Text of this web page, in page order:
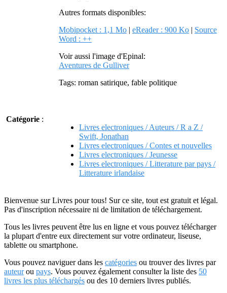
Autres formats disponibles:
Mobipocket : 1,1 Mo | eReader : 900 Ko | Source
Word : ++
Voir aussi l'image d'Epinal:
Aventures de Gulliver
Tags: roman satirique, fable politique
Catégorie :
Livres electroniques / Auteurs / R a Z /
Swift, Jonathan
Livres electroniques / Contes et nouvelles
Livres electroniques / Jeunesse
Livres electroniques / Litterature par pays /
Litterature irlandaise
Bienvenue sur Livres pour tous! Sur ce site, tout est gratuit et légal.
Pas d'inscription nécessaire ni de limitation de téléchargement.
Tous les livres peuvent être lus en ligne et vous pouvez télécharger
la plupart d'entre eux directement sur votre ordinateur, liseuse,
tablette ou smartphone.
Vous pouvez naviguer dans les catégories ou trouver des livres par
auteurou pays. Vous pouvez également consulter la liste des 50
livres les plus téléchargés ou des 10 derniers livres publiés.